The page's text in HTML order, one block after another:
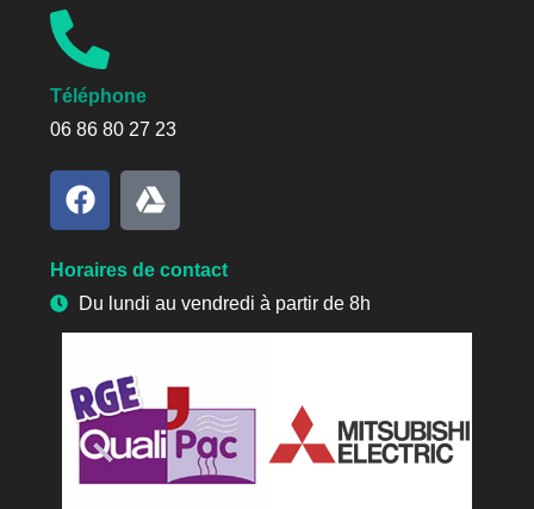
Téléphone
06 86 80 27 23
Horaires de contact
Du lundi au vendredi à partir de 8h